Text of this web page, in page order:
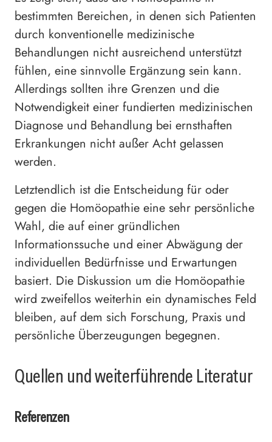
bestimmten Bereichen, in denen sich Patienten
durch konventionelle medizinische
Behandlungen nicht ausreichend unterstützt
fühlen, eine sinnvolle Ergänzung sein kann.
Allerdings sollten ihre Grenzen und die
Notwendigkeit einer fundierten medizinischen
Diagnose und Behandlung bei ernsthaften
Erkrankungen nicht außer Acht gelassen
werden.
Letztendlich ist die Entscheidung für oder
gegen die Homöopathie eine sehr persönliche
Wahl, die auf einer gründlichen
Informationssuche und einer Abwägung der
individuellen Bedürfnisse und Erwartungen
basiert. Die Diskussion um die Homöopathie
wird zweifellos weiterhin ein dynamisches Feld
bleiben, auf dem sich Forschung, Praxis und
persönliche Überzeugungen begegnen.
Quellen und weiterführende Literatur
Referenzen